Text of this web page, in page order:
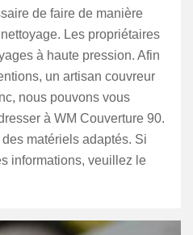
de faire de manière
Les propriétaires
à haute pression. Afin
un artisan couvreur
nous pouvons vous
à WM Couverture 90.
matériels adaptés. Si
informations, veuillez le